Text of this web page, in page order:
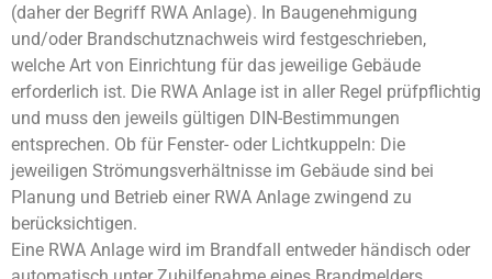
(daher der Begriff RWA Anlage). In Baugenehmigung
und/oder Brandschutznachweis wird festgeschrieben,
welche Art von Einrichtung für das jeweilige Gebäude
erforderlich ist. Die RWA Anlage ist in aller Regel prüfpflichtig
und muss den jeweils gültigen DIN-Bestimmungen
entsprechen. Ob für Fenster- oder Lichtkuppeln: Die
jeweiligen Strömungsverhältnisse im Gebäude sind bei
Planung und Betrieb einer RWA Anlage zwingend zu
berücksichtigen.
Eine RWA Anlage wird im Brandfall entweder händisch oder